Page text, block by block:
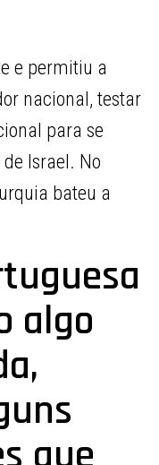
e permitiu a
nacional, testar
para se
Israel. No
bateu a
algo